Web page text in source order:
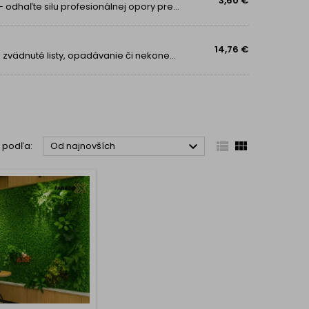
Tajomstvo zdravých, krásnych a vzpriamených rastlín – odhaľte silu profesionálnej opory pre vašu záhradu! Predstavte si záhradu, kde sú všetky vaše rastliny dokonale vzpriamené, zdravé a žiaria vitalitou. Žiadne polámané stonky, žiadne popadané...
1. Nadčasová krása, ktorá nikdy nevädne Zabudnite na zvädnuté listy, opadávanie či nekonečné polievanie. Táto girlanda je navrhnutá tak, aby vyzerala dokonale sviežo 365 dní v roku. Realistický vzhľad listov z kvalitného polyesteru vás presvedčí...
14,76 €
podľa: Od najnovších   